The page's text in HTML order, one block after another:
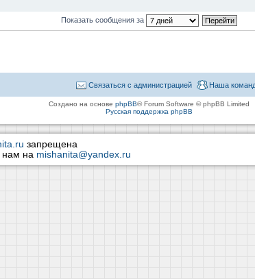
Показать сообщения за
Наша
Связаться с администрацией
Создано на основе phpBB® Forum Software © phpBB Limited
Русская поддержка phpBB
запрещена
нам на mishanita@yandex.ru